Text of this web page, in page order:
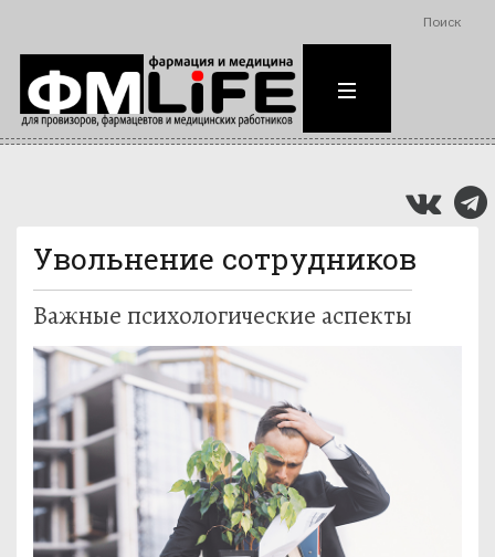
Поиск
Увольнение сотрудников
Важные психологические аспекты